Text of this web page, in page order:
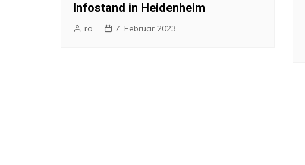
Infostand in Heidenheim
ro 7. Februar 2023